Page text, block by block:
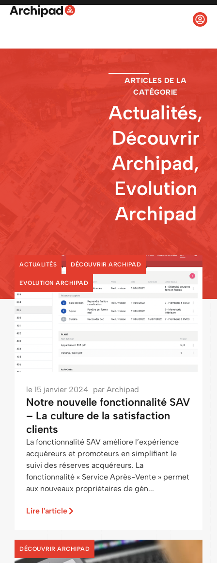
ARTICLES DE LA
CATÉGORIE
Actualités,
Découvrir
Archipad,
Evolution
Archipad
ACTUALITÉS , DÉCOUVRIR ARCHIPAD ,
EVOLUTION ARCHIPAD
le 15 janvier 2024 par Archipad
Notre nouvelle fonctionnalité SAV
– La culture de la satisfaction
clients
La fonctionnalité SAV améliore l’expérience
acquéreurs et promoteurs en simplifiant le
suivi des réserves acquéreurs. La
fonctionnalité « Service Après-Vente » permet
aux nouveaux propriétaires de gén...
Lire l'article
DÉCOUVRIR ARCHIPAD